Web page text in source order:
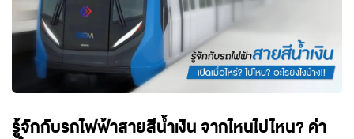
รู้จักกับรถไฟฟ้าสายสีน้ำเงิน จากไหนไปไหน? ค่า